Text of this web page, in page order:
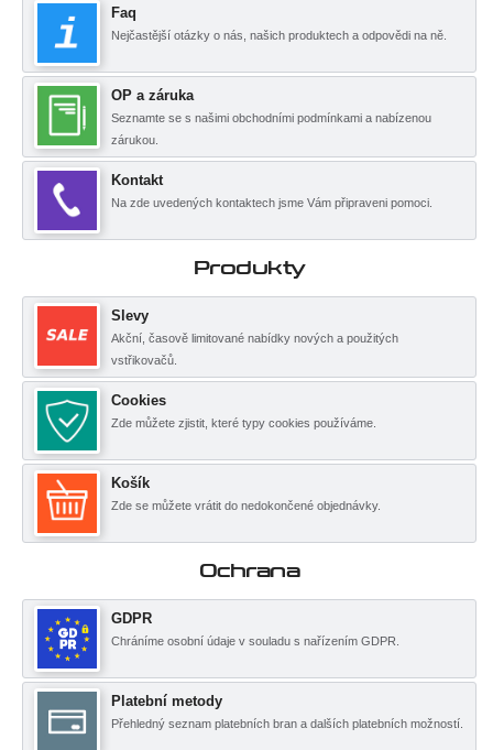
Faq
Nejčastější otázky o nás, našich produktech a odpovědi na ně.
OP a záruka
Seznamte se s našimi obchodními podmínkami a nabízenou
zárukou.
Kontakt
Na zde uvedených kontaktech jsme Vám připraveni pomoci.
Produkty
Slevy
Akční, časově limitované nabídky nových a použitých
vstřikovačů.
Cookies
Zde můžete zjistit, které typy cookies používáme.
Košík
Zde se můžete vrátit do nedokončené objednávky.
Ochrana
GDPR
Chráníme osobní údaje v souladu s nařízením GDPR.
Platební metody
Přehledný seznam platebních bran a dalších platebních možností.